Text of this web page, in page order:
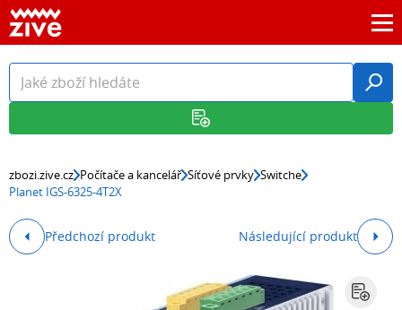
zbozi.zive.cz Počítače a kancelář Síťové prvky Switche
Planet IGS-6325-4T2X
Předchozí produkt Následující produkt